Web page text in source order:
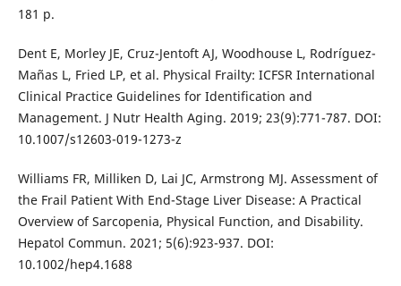
181 p.
Dent E, Morley JE, Cruz-Jentoft AJ, Woodhouse L, Rodríguez-
Mañas L, Fried LP, et al. Physical Frailty: ICFSR International
Clinical Practice Guidelines for Identification and
Management. J Nutr Health Aging. 2019; 23(9):771-787. DOI:
10.1007/s12603-019-1273-z
Williams FR, Milliken D, Lai JC, Armstrong MJ. Assessment of
the Frail Patient With End-Stage Liver Disease: A Practical
Overview of Sarcopenia, Physical Function, and Disability.
Hepatol Commun. 2021; 5(6):923-937. DOI:
10.1002/hep4.1688